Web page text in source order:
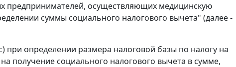
предпринимателей, осуществляющих медицинскую
суммы социального налогового вычета" (далее -
при определении размера налоговой базы по налогу на
получение социального налогового вычета в сумме,